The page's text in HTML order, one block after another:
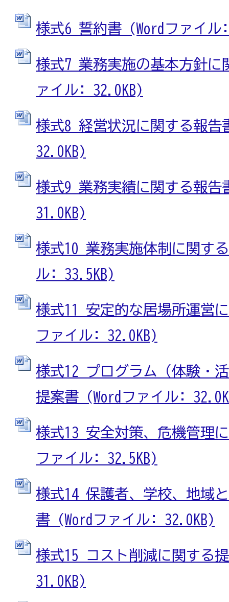
様式6 誓約書 (Wordファイル
様式7 業務実施の基本方針に
ァイル: 32.0KB)
様式8 経営状況に関する報告
32.0KB)
様式9 業務実績に関する報告
31.0KB)
様式10 業務実施体制に関す
ル: 33.5KB)
様式11 安定的な居場所運営
ファイル: 32.0KB)
様式12 プログラム（体験・
提案書 (Wordファイル:
様式13 安全対策、危機管理
ファイル: 32.5KB)
様式14 保護者、学校、地域
書 (Wordファイル: 32.0KB)
様式15 コスト削減に関する
31.0KB)